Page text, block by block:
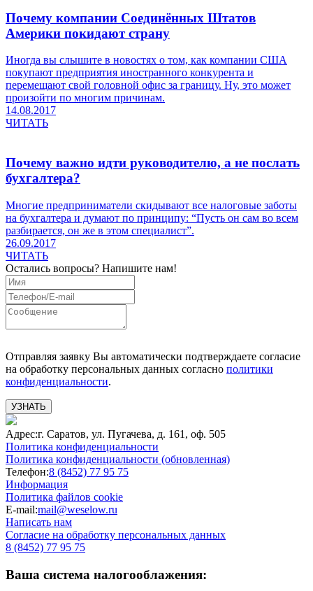
Почему компании Соединённых Штатов
Америки покидают страну
Иногда вы слышите в новостях о том, как компании США
покупают предприятия иностранного конкурента и
перемещают свой головной офис за границу. Ну, это может
произойти по многим причинам.
14.08.2017
ЧИТАТЬ
Почему важно идти руководителю, а не послать
бухгалтера?
Многие предприниматели скидывают все налоговые заботы
на бухгалтера и думают по принципу: “Пусть он сам во всем
разбирается, он же в этом специалист”.
26.09.2017
ЧИТАТЬ
Остались вопросы? Напишите нам!
Отправляя заявку Вы автоматически подтверждаете согласие
на обработку персональных данных согласно политики
конфиденциальности.
УЗНАТЬ
Адрес:г. Саратов, ул. Пугачева, д. 161, оф. 505
Политика конфиденциальности
Политика конфиденциальности (обновленная)
Телефон:8 (8452) 77 95 75
Информация
Политика файлов cookie
E-mail:mail@weselow.ru
Написать нам
Согласие на обработку персональных данных
8 (8452) 77 95 75
Ваша система налогооблажения: